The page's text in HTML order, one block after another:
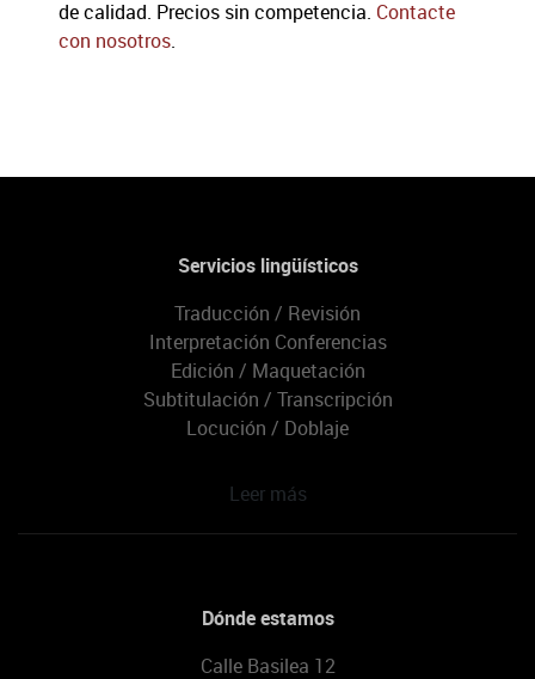
de calidad. Precios sin competencia. Contacte
con nosotros.
Servicios lingüísticos
Traducción / Revisión
Interpretación Conferencias
Edición / Maquetación
Subtitulación / Transcripción
Locución / Doblaje
Leer más
Dónde estamos
Calle Basilea 12